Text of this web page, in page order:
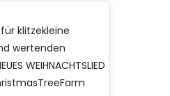
klitzekleine
wertenden
WEIHNACHTSLIED